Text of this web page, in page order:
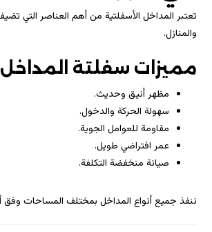
تعتبر المداخل الأسفلتية من أهم العناصر التي
والمنازل.
مميزات سفلتة المداخل
مظهر أنيق وحديث.
سهولة الحركة والدخول.
مقاومة للعوامل الجوية.
عمر افتراضي طويل.
صيانة منخفضة التكلفة.
ننفذ جميع أنواع المداخل بمختلف المساحات